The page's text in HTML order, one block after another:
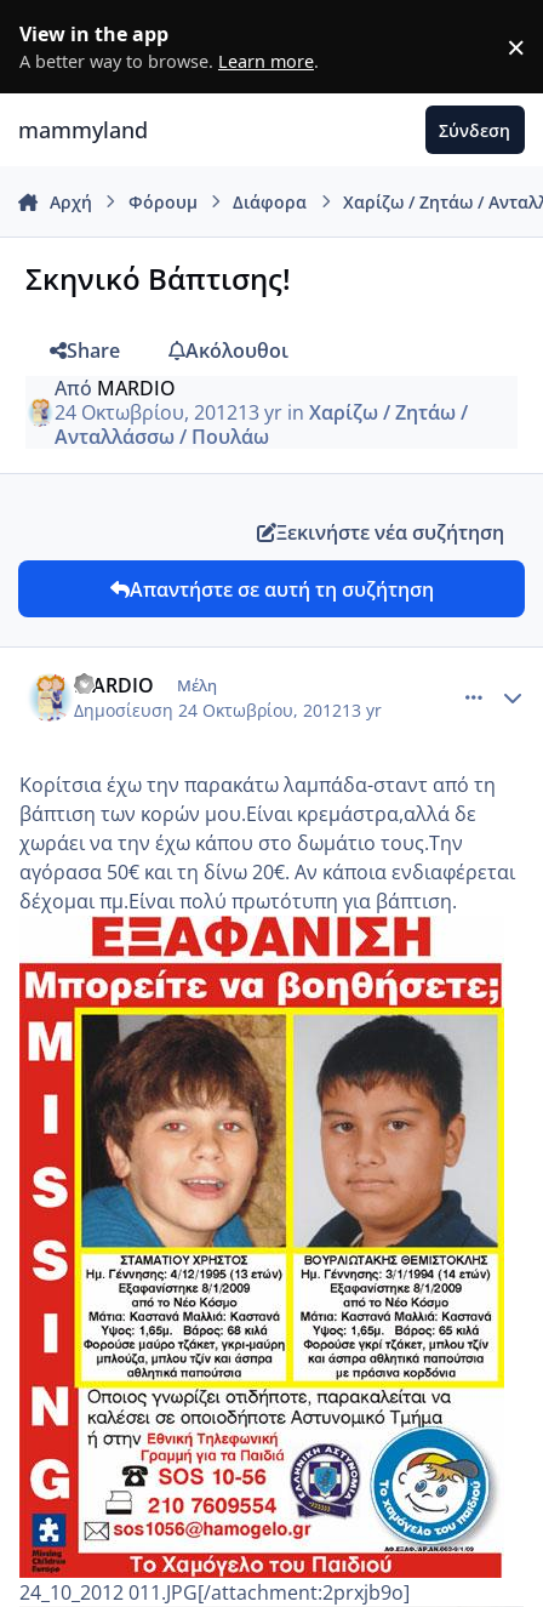
View in the app
A better way to browse. Learn more. ×
mammyland Σύνδεση
Αρχή Φόρουμ Διάφορα Χαρίζω / Ζητάω /
Σκηνικό Βάπτισης!
Share
Ακόλουθοι
Από MARDIO
24 Οκτωβρίου, 201213 yrin Χαρίζω / Ζητάω /
Ανταλλάσσω / Πουλάω
Ξεκινήστε νέα συζήτηση
Απαντήστε σε αυτή τη συζήτηση
MARDIO Μέλη
Δημοσίευση 24 Οκτωβρίου, 201213 yr
Κορίτσια έχω την παρακάτω λαμπάδα-σταντ από τη
βάπτιση των κορών μου.Είναι κρεμάστρα,αλλά δε
χωράει να την έχω κάπου στο δωμάτιο τους.Την
αγόρασα 50€ και τη δίνω 20€. Αν κάποια ενδιαφέρεται
δέχομαι πμ.Είναι πολύ πρωτότυπη για βάπτιση.
24_10_2012 011.JPG[/attachment:2prxjb9o]